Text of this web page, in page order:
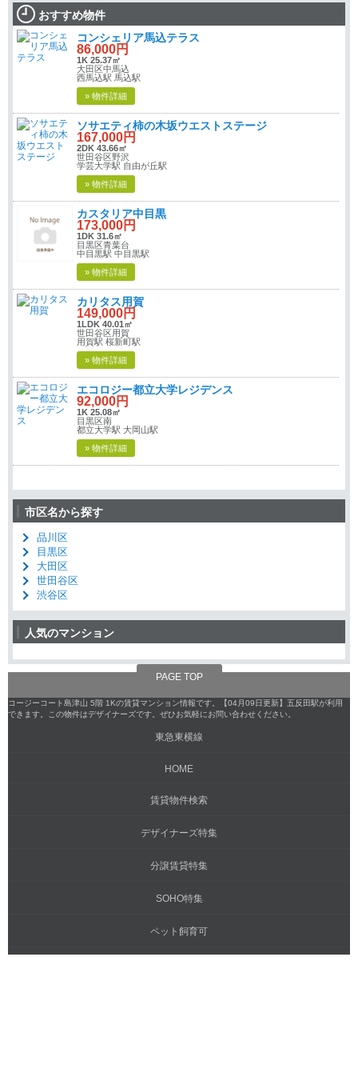
おすすめ物件
コンシェリア馬込テラス
86,000円
1K 25.37㎡
大田区中馬込
西馬込駅 馬込駅
» 物件詳細
ソサエティ柿の木坂ウエストステージ
167,000円
2DK 43.66㎡
世田谷区野沢
学芸大学駅 自由が丘駅
» 物件詳細
カスタリア中目黒
173,000円
1DK 31.6㎡
目黒区青葉台
中目黒駅 中目黒駅
» 物件詳細
カリタス用賀
149,000円
1LDK 40.01㎡
世田谷区用賀
用賀駅 桜新町駅
» 物件詳細
エコロジー都立大学レジデンス
92,000円
1K 25.08㎡
目黒区南
都立大学駅 大岡山駅
» 物件詳細
市区名から探す
品川区
目黒区
大田区
世田谷区
渋谷区
人気のマンション
PAGE TOP
コージーコート島津山 5階 1Kの賃貸マンション情報です。【04月09日更新】五反田駅が利用
できます。この物件はデザイナーズです。ぜひお気軽にお問い合わせください。
東急東横線
HOME
賃貸物件検索
デザイナーズ特集
分譲賃貸特集
SOHO特集
ペット飼育可